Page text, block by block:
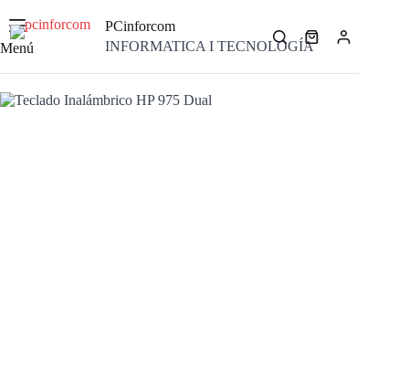
contenido
Menú
PCinforcom
INFORMATICA I TECNOLOGÍACarro
compra